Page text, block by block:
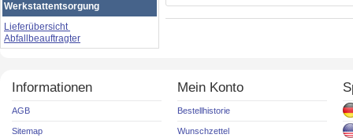
Werkstattentsorgung
Lieferübersicht
Abfallbeauftragter
Informationen
AGB
Sitemap
Mein Konto
Bestellhistorie
Wunschzettel